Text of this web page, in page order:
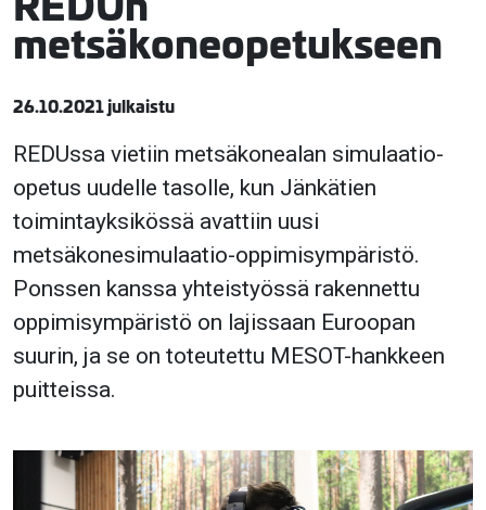
metsäkoneopetukseen
26.10.2021 julkaistu
REDUssa vietiin metsäkonealan simulaatio-
opetus uudelle tasolle, kun Jänkätien
toimintayksikössä avattiin uusi
metsäkonesimulaatio-oppimisympäristö.
Ponssen kanssa yhteistyössä rakennettu
oppimisympäristö on lajissaan Euroopan
suurin, ja se on toteutettu MESOT-hankkeen
puitteissa.